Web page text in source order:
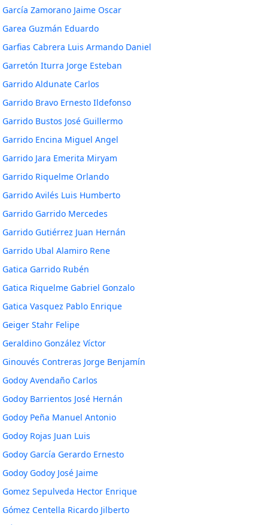
García Zamorano Jaime Oscar
Garea Guzmán Eduardo
Garfias Cabrera Luis Armando Daniel
Garretón Iturra Jorge Esteban
Garrido Aldunate Carlos
Garrido Bravo Ernesto Ildefonso
Garrido Bustos José Guillermo
Garrido Encina Miguel Angel
Garrido Jara Emerita Miryam
Garrido Riquelme Orlando
Garrido Avilés Luis Humberto
Garrido Garrido Mercedes
Garrido Gutiérrez Juan Hernán
Garrido Ubal Alamiro Rene
Gatica Garrido Rubén
Gatica Riquelme Gabriel Gonzalo
Gatica Vasquez Pablo Enrique
Geiger Stahr Felipe
Geraldino González Víctor
Ginouvés Contreras Jorge Benjamín
Godoy Avendaño Carlos
Godoy Barrientos José Hernán
Godoy Peña Manuel Antonio
Godoy Rojas Juan Luis
Godoy García Gerardo Ernesto
Godoy Godoy José Jaime
Gomez Sepulveda Hector Enrique
Gómez Centella Ricardo Jilberto